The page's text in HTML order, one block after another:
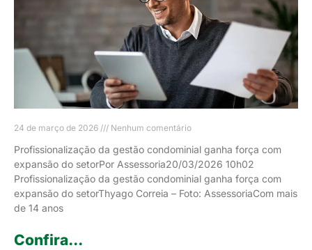
24 de março de 2026 Nenhum comentário
Profissionalização da gestão condominial ganha força com
expansão do setorPor Assessoria20/03/2026 10h02
Profissionalização da gestão condominial ganha força com
expansão do setorThyago Correia – Foto: AssessoriaCom mais
de 14 anos
Confira...